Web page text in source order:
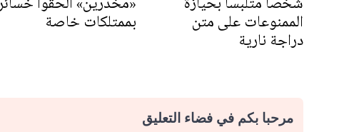
الممنوعات على متن
دراجة نارية
بممتلكات خاصة
مرحبا بكم في فضاء التعليق